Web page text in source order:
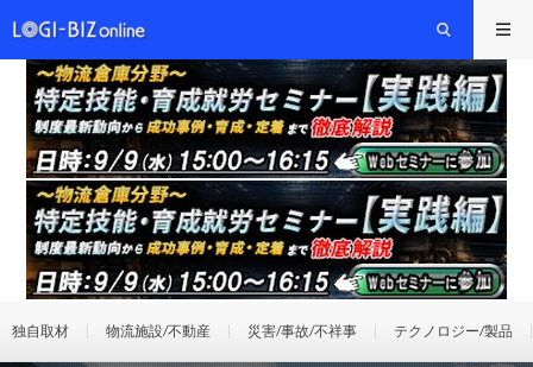
独自取材 物流施設/不動産 災害/事故/不祥事 テクノロジー/製品